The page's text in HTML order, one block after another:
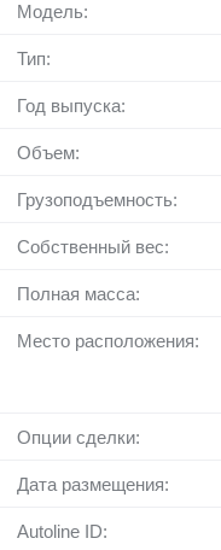
Модель:
Тип:
Год выпуска:
Объем:
Грузоподъемность:
Собственный вес:
Полная масса:
Место расположения:
Опции сделки:
Дата размещения:
Autoline ID: